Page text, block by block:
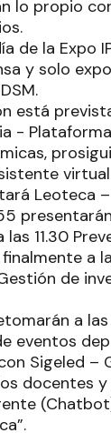
lo propio
de la Expo
y solo
está
-
Leoteca
11.30
a
de
a
eventos
Sigeled –
docentes y